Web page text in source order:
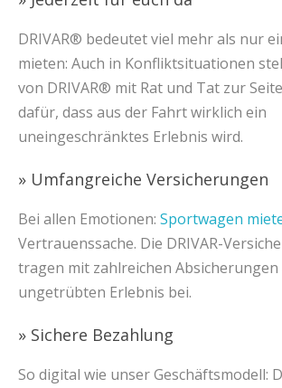
DRIVAR® bedeutet viel mehr als nur
mieten: Auch in Konfliktsituationen
von DRIVAR® mit Rat und Tat zur
dafür, dass aus der Fahrt wirklich ein
uneingeschränktes Erlebnis wird.
» Umfangreiche Versicherungen
Bei allen Emotionen: Sportwagen
Vertrauenssache. Die DRIVAR-
tragen mit zahlreichen Absicherungen
ungetrübten Erlebnis bei.
» Sichere Bezahlung
So digital wie unser Geschäftsmodell: